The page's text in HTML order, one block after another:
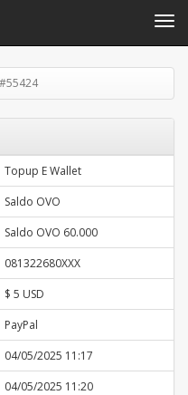
Toggle
Topup E Wallet
Saldo OVO
Saldo OVO 60.000
081322680XXX
$ 5 USD
PayPal
04/05/2025 11:17
04/05/2025 11:20